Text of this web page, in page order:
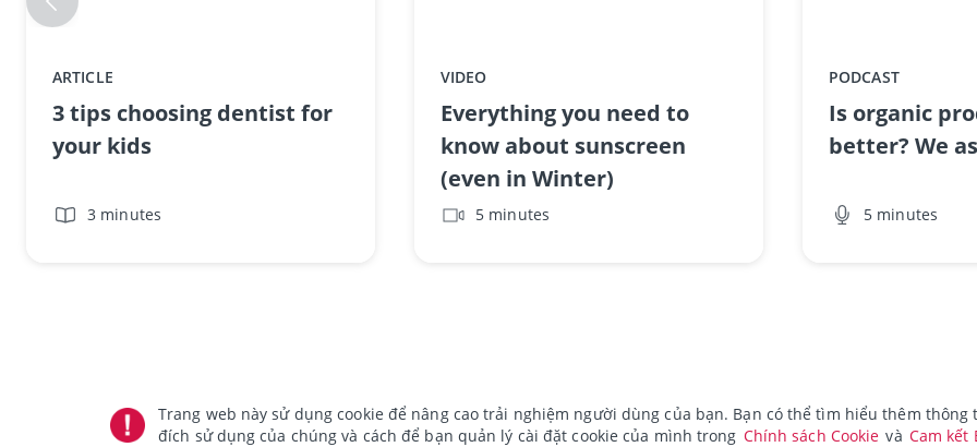
ARTICLE
3 tips choosing dentist for
your kids
3 minutes
VIDEO
Everything you need to
know about sunscreen
(even in Winter)
5 minutes
PODCAST
Is organic
better? We
5 minutes
Trang web này sử dụng cookie để nâng cao trải nghiệm người dùng của bạn. Bạn có thể tìm hiểu thêm
đích sử dụng của chúng và cách để bạn quản lý cài đặt cookie của mình trong Chính sách Cookie và Cam kết